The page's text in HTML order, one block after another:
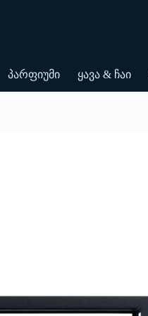
პარფიუმი ყავა & ჩაი